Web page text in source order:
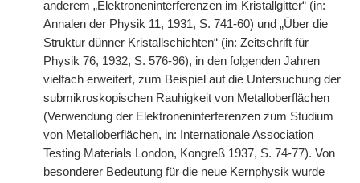
anderem „Elektroneninterferenzen im Kristallgitter“ (in:
Annalen der Physik 11, 1931, S. 741-60) und „Über die
Struktur dünner Kristallschichten“ (in: Zeitschrift für
Physik 76, 1932, S. 576-96), in den folgenden Jahren
vielfach erweitert, zum Beispiel auf die Untersuchung der
submikroskopischen Rauhigkeit von Metalloberflächen
(Verwendung der Elektroneninterferenzen zum Studium
von Metalloberflächen, in: Internationale Association
Testing Materials London, Kongreß 1937, S. 74-77). Von
besonderer Bedeutung für die neue Kernphysik wurde